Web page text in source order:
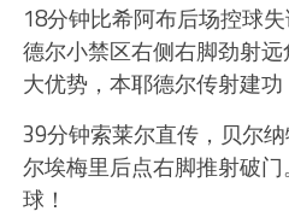
18分钟比希阿布后场控球
德尔小禁区右侧右脚劲射
大优势，本耶德尔传射建功
39分钟索莱尔直传，贝尔
尔埃梅里后点右脚推射破
球！